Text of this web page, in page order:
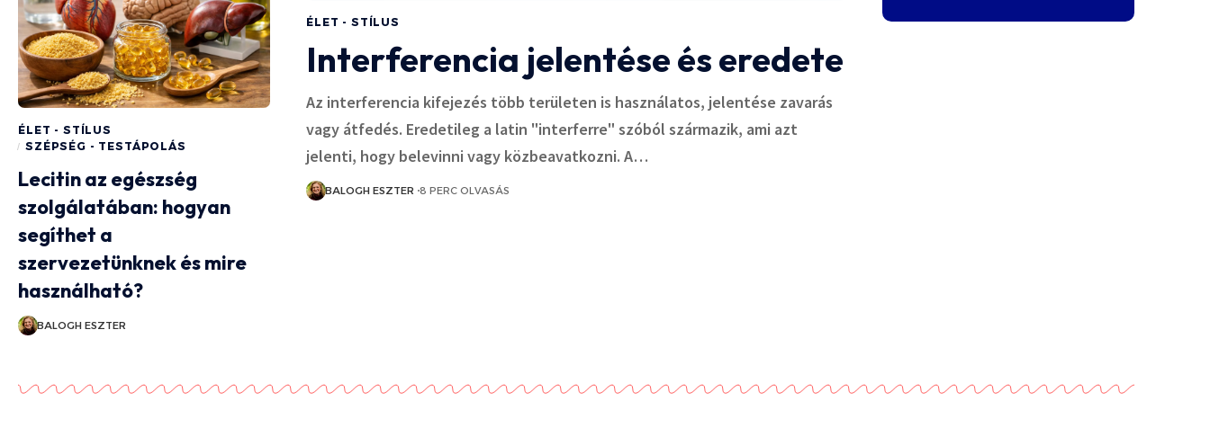
ÉLET - STÍLUS
SZÉPSÉG - TESTÁPOLÁS
Lecitin az egészség
szolgálatában: hogyan
segíthet a
szervezetünknek és mire
használható?
BALOGH ESZTER
ÉLET - STÍLUS
Interferencia jelentése és eredete
Az interferencia kifejezés több területen is használatos, jelentése zavarás
vagy átfedés. Eredetileg a latin "interferre" szóból származik, ami azt
jelenti, hogy belevinni vagy közbeavatkozni. A…
BALOGH ESZTER 8 PERC OLVASÁS